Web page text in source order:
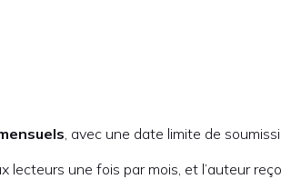
, avec une date limite de
lecteurs une fois par mois, et l’auteur